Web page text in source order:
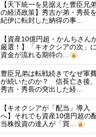
【天下統一を見据えた豊臣兄弟
の経済政策】秀吉が弟・秀長を
紀伊に転封した納得の事…
【資産10億円超・かんちさん
厳選！】「キオクシアの次」に
資金が流れる期待の…
豊臣兄弟は転戦続きでなぜ軍
が続いたのか？ 信長亡き後、
秀吉・秀長の突出した経…
【キオクシアが「配当」導入
へ】それでも資産10億円超の
当株投資の達人が「買…